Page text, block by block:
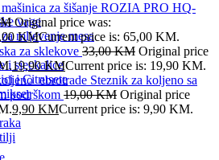
vage
mljevenje mesa
i sjeckalice
i Citrusete
za šišanje ROZIA PRO HQ-
Original price was:
KMCurrent price is: 65,00 KM.
za sklekove 33,00KM Original price
19,90KMCurrent price is: 19,90 KM.
Steznik za koljeno sa
podrškom 19,00KM Original price
9,90 KMCurrent price is: 9,90 KM.